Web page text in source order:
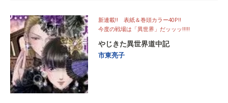
新連載!! 表紙＆巻頭カラー40P!!
今度の戦場は「異世界」だッッッ!!!!!
やじきた異世界道中記
市東亮子